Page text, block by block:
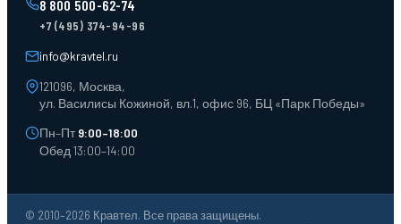
Тара пласт. и металл.
Тележки для склада
8 800 500-62-74
+7 (495) 374-94-96
info@kravtel.ru
121096, Москва,
ул. Василисы Кожиной, вл.1, офис 96, БЦ «Парк Победы»
Пн–Пт9:00–18:00
Обед 13:00–14:00
© 2010–2026 Кравтел. Все права защищены.